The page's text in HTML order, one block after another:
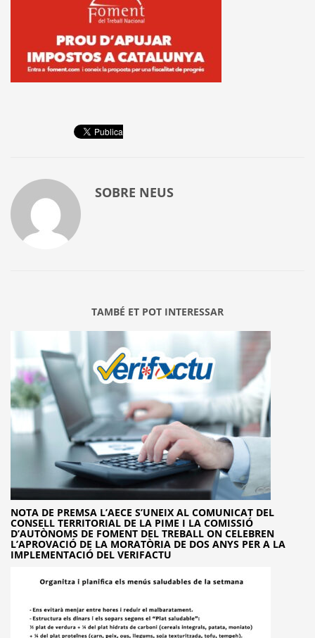
SOBRE NEUS
TAMBÉ ET POT INTERESSAR
NOTA DE PREMSA L’AECE S’UNEIX AL COMUNICAT DEL
CONSELL TERRITORIAL DE LA PIME I LA COMISSIÓ
D’AUTÒNOMS DE FOMENT DEL TREBALL ON CELEBREN
L’APROVACIÓ DE LA MORATÒRIA DE DOS ANYS PER A LA
IMPLEMENTACIÓ DEL VERIFACTU